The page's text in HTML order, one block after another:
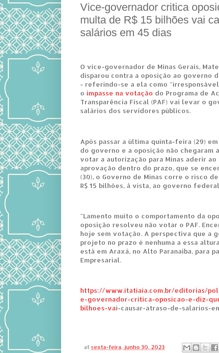
Vice-governador critica
multa de R$ 15 bilhões vai
salários em 45 dias
O vice-governador de Minas Gerais,
disparou contra a oposição ao governo
- referindo-se a ela como
o impasse na votação do Programa de
Transparência Fiscal (PAF) vai levar o
salários dos servidores públicos.
Após passar a última quinta-feira (29)
do governo e a oposição não chegaram
votar a autorização para Minas aderir ao
aprovação dentro do prazo, que se
(30), o Governo de Minas corre o risco
R$ 15 bilhões, à vista, ao governo
"Lamento muito o comportamento da
oposição resolveu não votar o PAF.
hoje sem votação. A perspectiva que a
projeto no prazo é nenhuma a essa
está em Araxá, no Alto Paranaíba, para
Empresarial.
https://www.itatiaia.com.br/editorias/
e-governador-critica-oposicao-e-diz-
bilhoes-vai-causar-atraso-de-salarios-
at sexta-feira, junho 30, 2023